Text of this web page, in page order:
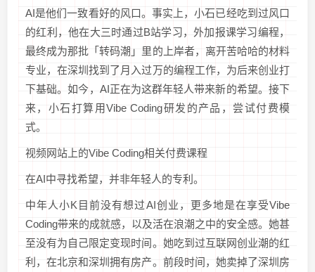
AI是他们一致看好的风口。事实上，小石已经吃到过风口
的红利，他在大三时通过B站学习，外加报课学习编程，
最终成为那批「转码潮」里的上岸者，离开苦哈哈的材料
专业，在深圳找到了月入过万的编程工作，为后来创业打
下基础。如今，AI正在为这群年轻人带来新的希望。接下
来，小石打算用Vibe Coding研发的产品，尝试付费模
式。
视频网站上的Vibe Coding相关付费课程
在AI中寻找希望，并非年轻人的专利。
中年人小K目前没有想过AI创业，更多地是在享受Vibe
Coding带来的成就感，以及活在浪潮之中的安全感。她甚
至没有为自己限定变现时间。她吃到过互联网创业潮的红
利，在北京和深圳拥有房产。前段时间，她卖掉了深圳房